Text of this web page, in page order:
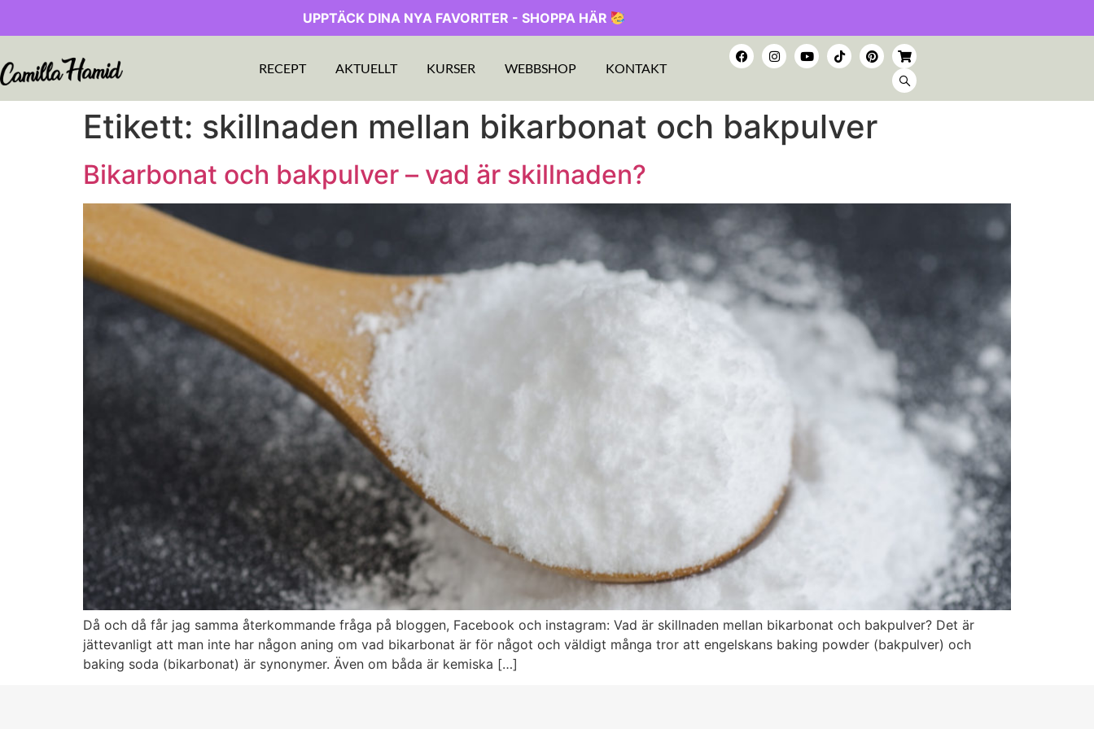
UPPTÄCK DINA NYA FAVORITER - SHOPPA HÄR
RECEPT AKTUELLT KURSER WEBBSHOP KONTAKT
Etikett: skillnaden mellan bikarbonat och bakpulver
Bikarbonat och bakpulver – vad är skillnaden?
Då och då får jag samma återkommande fråga på bloggen, Facebook och instagram: Vad är skillnaden mellan bikarbonat och bakpulver? Det är
jättevanligt att man inte har någon aning om vad bikarbonat är för något och väldigt många tror att engelskans baking powder (bakpulver) och
baking soda (bikarbonat) är synonymer. Även om båda är kemiska […]